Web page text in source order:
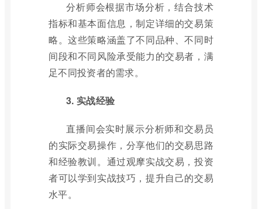
分析师会根据市场分析，结合技术
指标和基本面信息，制定详细的交易策
略。这些策略涵盖了不同品种、不同时
间段和不同风险承受能力的交易者，满
足不同投资者的需求。
3. 实战经验
直播间会实时展示分析师和交易员
的实际交易操作，分享他们的交易思路
和经验教训。通过观摩实战交易，投资
者可以学到实战技巧，提升自己的交易
水平。